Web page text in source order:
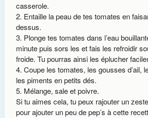
casserole.
Entaille la peau de tes tomates en
dessus.
Plonge tes tomates dans l’eau
minute puis sors les et fais les refroidir
froide. Tu pourras ainsi les éplucher
Coupe les tomates, les gousses d’ail,
les piments en petits dés.
Mélange, sale et poivre.
Si tu aimes cela, tu peux rajouter un
pour ajouter un peu de pep’s à cette